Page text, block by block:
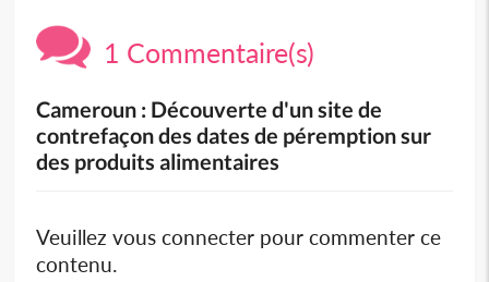
1 Commentaire(s)
Cameroun : Découverte d'un site de
contrefaçon des dates de péremption sur
des produits alimentaires
Veuillez vous connecter pour commenter ce
contenu.